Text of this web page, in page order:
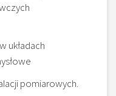
układach
pomiarowych.